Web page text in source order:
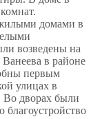
домами в
возведены на
в районе
первым
улицах в
Во дворах были
благоустройство